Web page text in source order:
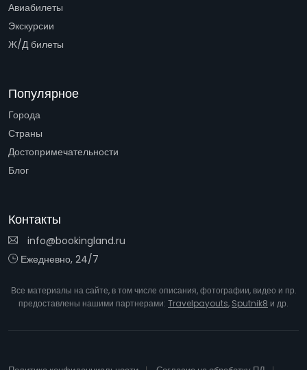
Авиабилеты
Экскурсии
Ж/Д билеты
Популярное
Города
Страны
Достопримечательности
Блог
Контакты
info@bookingland.ru
Ежедневно, 24/7
Все материалы на сайте, в том числе описания, фотографии, видео и пр.
предоставлены нашими партнерами: Travelpayouts, Sputnik8 и др.